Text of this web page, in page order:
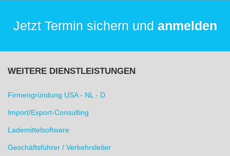
Jetzt Termin sichern und anmelden
WEITERE DIENSTLEISTUNGEN
Firmengründung USA - NL - D
Import/Export-Consulting
Lademittelsoftware
Geschäftsführer / Verkehrsleiter